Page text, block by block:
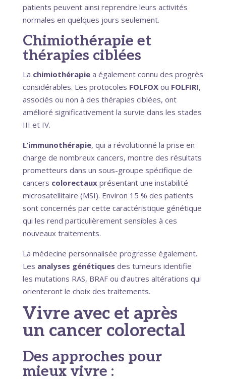
patients peuvent ainsi reprendre leurs activités
normales en quelques jours seulement.
Chimiothérapie et
thérapies ciblées
La chimiothérapiea également connu des progrès
considérables. Les protocoles FOLFOXou FOLFIRI,
associés ou non à des thérapies ciblées, ont
amélioré significativement la survie dans les stades
III et IV.
L’immunothérapie, qui a révolutionné la prise en
charge de nombreux cancers, montre des résultats
prometteurs dans un sous-groupe spécifique de
cancers colorectauxprésentant une instabilité
microsatellitaire (MSI). Environ 15 % des patients
sont concernés par cette caractéristique génétique
qui les rend particulièrement sensibles à ces
nouveaux traitements.
La médecine personnalisée progresse également.
Les analyses génétiques des tumeurs identifie
les mutations RAS, BRAF ou d’autres altérations qui
orienteront le choix des traitements.
Vivre avec et après
un cancer colorectal
Des approches pour
mieux vivre :